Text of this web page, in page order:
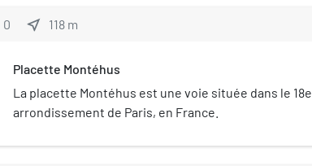
0 near_me 118 m
Placette Montéhus
La placette Montéhus est une voie située dans le 18e
arrondissement de Paris, en France.